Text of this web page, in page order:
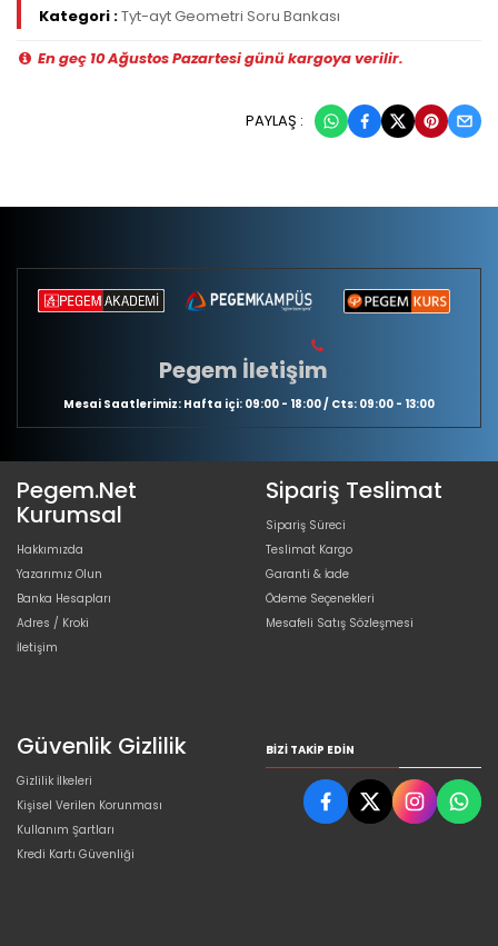
Kategori :Tyt-ayt Geometri Soru Bankası
En geç 10 Ağustos Pazartesi günü kargoya verilir.
PAYLAŞ :
Pegem İletişim
Mesai Saatlerimiz: Hafta içi: 09:00 - 18:00 / Cts: 09:00 - 13:00
Pegem.Net
Kurumsal
Hakkımızda
Yazarımız Olun
Banka Hesapları
Adres / Kroki
İletişim
Sipariş Teslimat
Sipariş Süreci
Teslimat Kargo
Garanti & İade
Ödeme Seçenekleri
Mesafeli Satış Sözleşmesi
Güvenlik Gizlilik
Gizlilik İlkeleri
Kişisel Verilen Korunması
Kullanım Şartları
Kredi Kartı Güvenliği
BIZI TAKIP EDIN